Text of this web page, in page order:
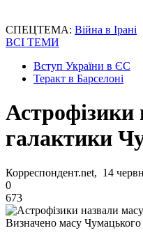
СПЕЦТЕМА: Війна в Ірані
ВСІ ТЕМИ
Вступ України в ЄС
Теракт в Барселоні
Астрофізики
галактики
Корреспондент.net, 14
0
673
Визначено масу